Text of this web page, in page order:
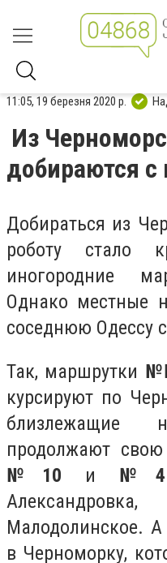
11:05, 19 березня 2020 р.
Из
добираются с
Добираться из
роботу стало
иногородние
Однако местные
соседнюю Одессу
Так, маршрутки
курсируют по
близлежащие
продолжают
№10 и №4
Александровка,
Малодолинское. А
в Черноморку,